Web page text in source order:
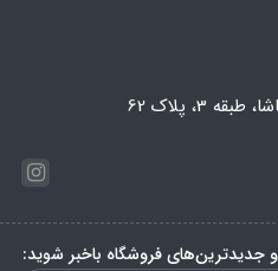
3، پلاک 62
جدیدترین‌های فروشگاه باخبر شوید: